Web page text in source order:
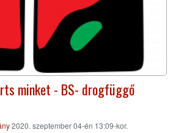
minket - BS- drogfüggő
2020. szeptember 04-én 13:09-kor.